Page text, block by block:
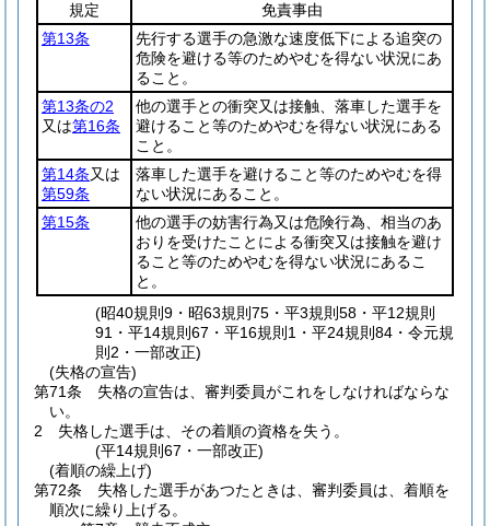
規定
免責事由
第13条
先行する選手の急激な速度低下による追突の
危険を避ける等のためやむを得ない状況にあ
ること。
第13条の2
又は第16条
他の選手との衝突又は接触、落車した選手を
避けること等のためやむを得ない状況にある
こと。
第14条又は
第59条
落車した選手を避けること等のためやむを得
ない状況にあること。
第15条
他の選手の妨害行為又は危険行為、相当のあ
おりを受けたことによる衝突又は接触を避け
ること等のためやむを得ない状況にあるこ
と。
(昭40規則9・昭63規則75・平3規則58・平12規則
91・平14規則67・平16規則1・平24規則84・令元規
則2・一部改正)
(失格の宣告)
第71条
失格の宣告は、審判委員がこれをしなければならな
い。
2
失格した選手は、その着順の資格を失う。
(平14規則67・一部改正)
(着順の繰上げ)
第72条
失格した選手があつたときは、審判委員は、着順を
順次に繰り上げる。